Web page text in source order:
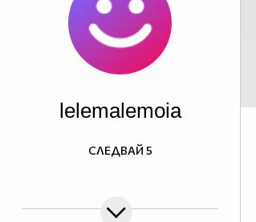
lelemalemoia
СЛЕДВАЙ 5